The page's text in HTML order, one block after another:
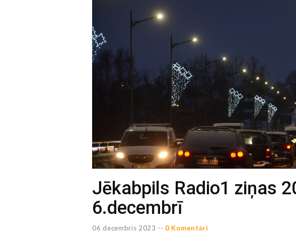
Jēkabpils Radio1 ziņas
6.decembrī
06 decembris 2023 -- 0 Komentāri